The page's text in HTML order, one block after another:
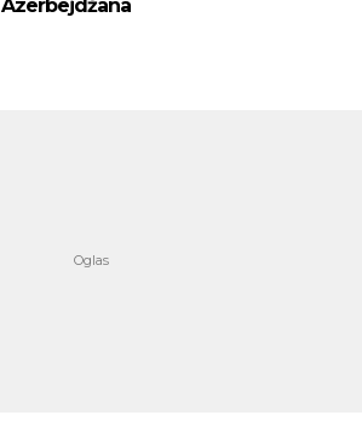
Azerbejdžana